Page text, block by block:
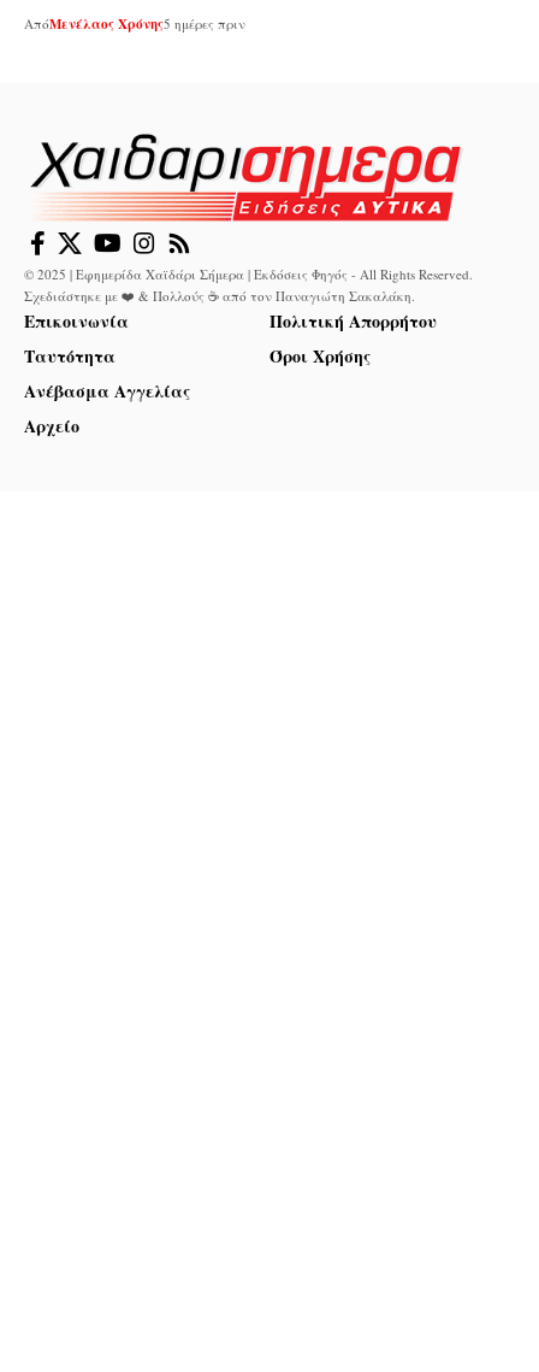
ΑπόΜενέλαος Χρόνης5 ημέρες πριν
© 2025 | Εφημερίδα Χαϊδάρι Σήμερα | Εκδόσεις Φηγός - All Rights Reserved.
Σχεδιάστηκε με ❤️ & Πολλούς ☕ από τον Παναγιώτη Σακαλάκη.
Επικοινωνία
Ταυτότητα
Ανέβασμα Αγγελίας
Αρχείο
Πολιτική Απορρήτου
Όροι Χρήσης